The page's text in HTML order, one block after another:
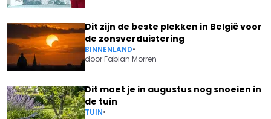
Dit zijn de beste plekken in België voor
de zonsverduistering
BINNENLAND•
doorFabian Morren
Dit moet je in augustus nog snoeien in
de tuin
TUIN•